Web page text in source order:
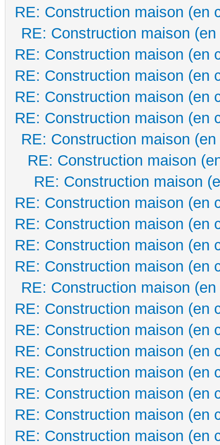
RE: Construction maison (en
RE: Construction maison
RE: Construction maison (en
RE: Construction maison (en
RE: Construction maison (en
RE: Construction maison (en
RE: Construction maison
RE: Construction maison
RE: Construction maison
RE: Construction maison (en
RE: Construction maison (en
RE: Construction maison (en
RE: Construction maison (en
RE: Construction maison
RE: Construction maison (en
RE: Construction maison (en
RE: Construction maison (en
RE: Construction maison (en
RE: Construction maison (en
RE: Construction maison (en
RE: Construction maison (en